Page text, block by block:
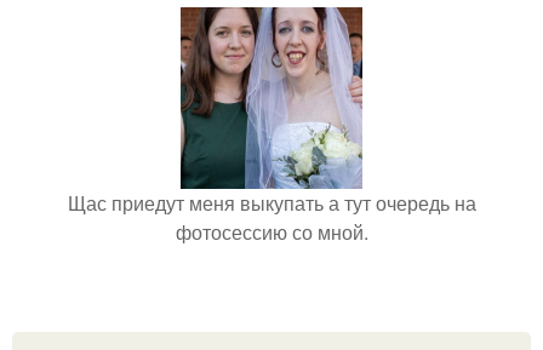
Щас приедут меня выкупать а тут очередь на
фотосессию со мной.